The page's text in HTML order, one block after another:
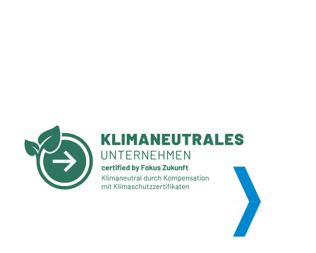
WILLKOMMEN BEI
MARTENS & PRAHL
LANGENHAGEN
IHR PARTNER VOR ORT MIT DEM
NETZWERK DER GRUPPE